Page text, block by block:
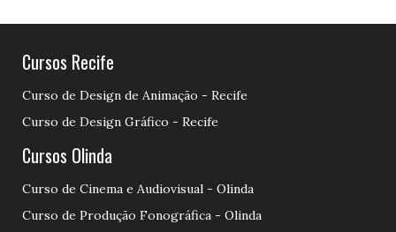
Cursos Recife
Curso de Design de Animação - Recife
Curso de Design Gráfico - Recife
Cursos Olinda
Curso de Cinema e Audiovisual - Olinda
Curso de Produção Fonográfica - Olinda